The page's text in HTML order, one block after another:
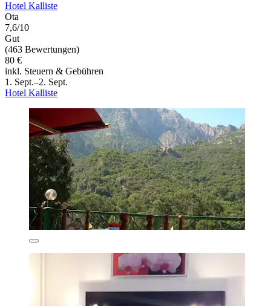
Hotel Kalliste
Ota
7,6/10
Gut
(463 Bewertungen)
80 €
inkl. Steuern & Gebühren
1. Sept.–2. Sept.
Hotel Kalliste